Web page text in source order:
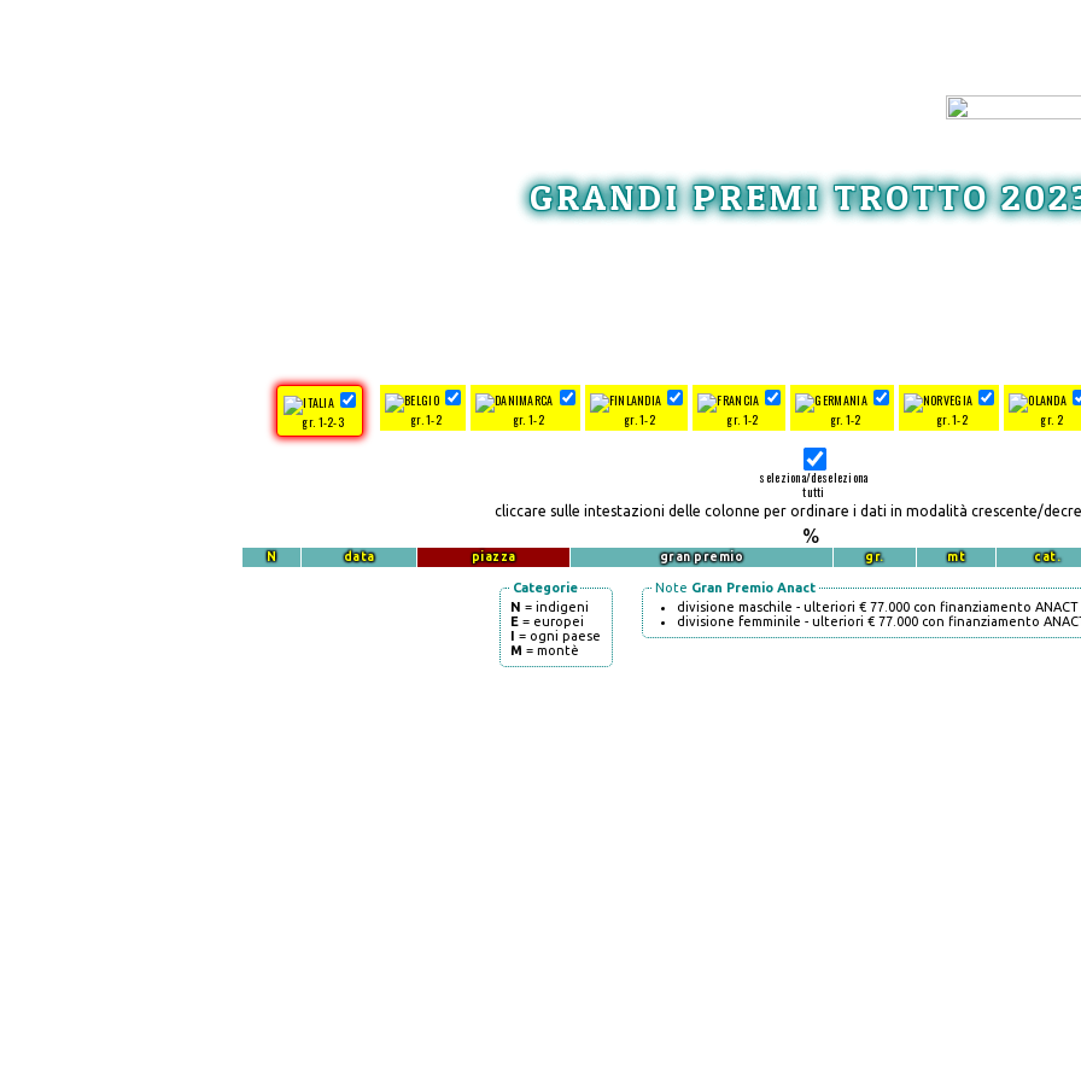
GRANDI PREMI TROTTO
gr. 1-2-3 gr. 1-2 gr. 1-2 gr. 1-2 gr. 1-2 gr. 1-2 gr. 1-2 gr. 2
seleziona/deseleziona
tutti
cliccare sulle intestazioni delle colonne per ordinare i dati in modalità crescente/
%
N data piazza gran premio gr. mt cat.
Categorie
N = indigeni
E = europei
I = ogni paese
M = montè
Note Gran Premio Anact
divisione maschile - ulteriori € 77.000 con finanziamento ANACT
divisione femminile - ulteriori € 77.000 con finanziamento